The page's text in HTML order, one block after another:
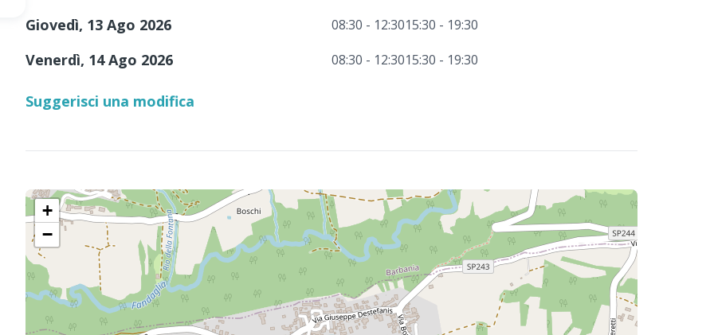
Giovedì, 13 Ago 2026 08:30 - 12:3015:30 - 19:30
Venerdì, 14 Ago 2026 08:30 - 12:3015:30 - 19:30
Suggerisci una modifica
+
−